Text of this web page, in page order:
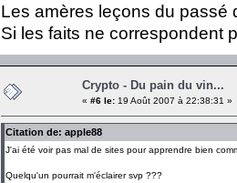
Les amères leçons du passé
Si les faits ne correspondent
Crypto - Du pain du vin...
« #6 le: 19 Août 2007 à 22:38:31 »
Citation de: apple88
J'ai été voir pas mal de sites pour apprendre bien
Quelqu'un pourrait m'éclairer svp ???